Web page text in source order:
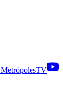
MetrópolesTV